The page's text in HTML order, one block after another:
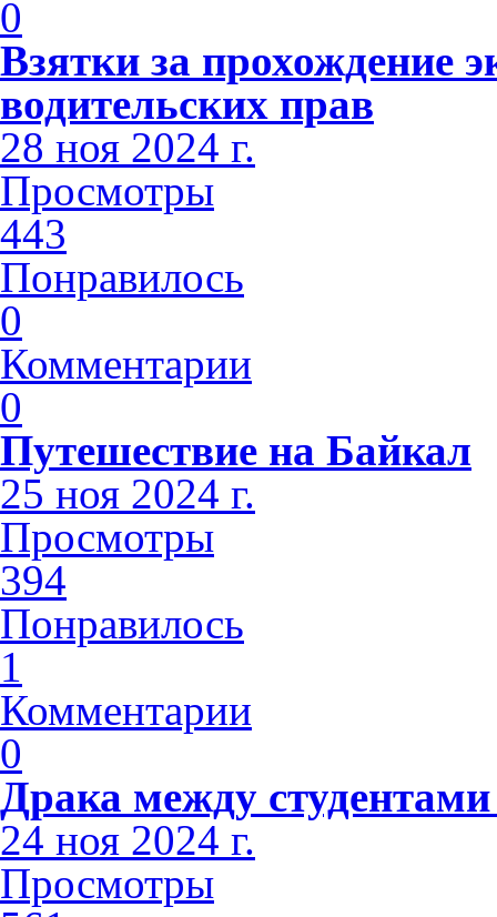
0
Взятки за прохождение
водительских прав
28 ноя 2024 г.
Просмотры
443
Понравилось
0
Комментарии
0
Путешествие на Байкал
25 ноя 2024 г.
Просмотры
394
Понравилось
1
Комментарии
0
Драка между
24 ноя 2024 г.
Просмотры